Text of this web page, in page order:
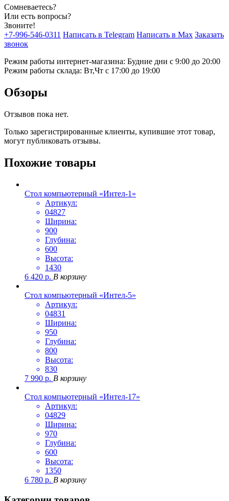
Сомневаетесь?
Или есть вопросы?
Звоните!
+7-996-546-0311 Написать в Telegram Написать в Max Заказать
звонок
Режим работы интернет-магазина: Будние дни с 9:00 до 20:00
Режим работы склада: Вт,Чт с 17:00 до 19:00
Обзоры
Отзывов пока нет.
Только зарегистрированные клиенты, купившие этот товар,
могут публиковать отзывы.
Похожие товары
Стол компьютерный «Интел-1»
Артикул:
04827
Ширина:
900
Глубина:
600
Высота:
1430
6 420 р. В корзину
Стол компьютерный «Интел-5»
Артикул:
04831
Ширина:
950
Глубина:
800
Высота:
830
7 990 р. В корзину
Стол компьютерный «Интел-17»
Артикул:
04829
Ширина:
970
Глубина:
600
Высота:
1350
6 780 р. В корзину